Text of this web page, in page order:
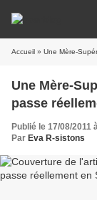
Accueil » Une Mère-
Une Mère-
passe
Publié le 17/08/2011
Par Eva R-sistons